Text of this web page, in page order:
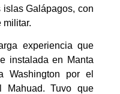
Galápagos, con
militar.
experiencia que
instalada en Manta
Washington por el
Mahuad. Tuvo que